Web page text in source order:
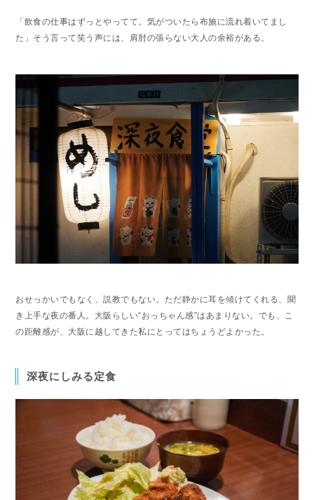
「飲食の仕事はずっとやってて。気がついたら布施に流れ着いてまし
た」そう言って笑う声には、肩肘の張らない大人の余裕がある。
おせっかいでもなく、説教でもない。ただ静かに耳を傾けてくれる、聞
き上手な夜の番人。大阪らしい“おっちゃん感”はあまりない。でも、こ
の距離感が、大阪に越してきた私にとってはちょうどよかった。
深夜にしみる定食